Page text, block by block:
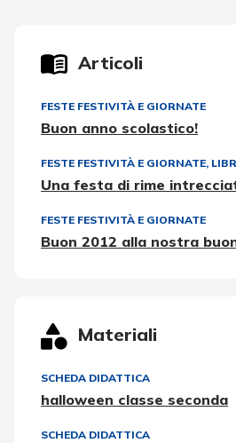
Articoli
FESTE FESTIVITÀ E GIORNATE
Buon anno scolastico!
FESTE FESTIVITÀ E GIORNATE,
Una festa di rime
FESTE FESTIVITÀ E GIORNATE
Buon 2012 alla nostra
Materiali
SCHEDA DIDATTICA
halloween classe seconda
SCHEDA DIDATTICA